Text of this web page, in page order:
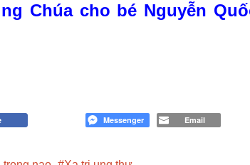
Chúa cho bé Nguyễn
Messenger Email